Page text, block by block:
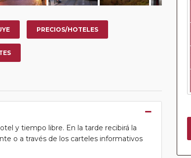
PRECIOS/HOTELES
y tiempo libre. En la tarde recibirá la
o a través de los carteles informativos